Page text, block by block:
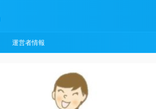
運営者情報